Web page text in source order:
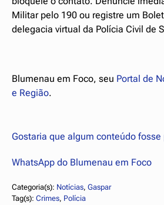
Militar pelo 190 ou registre um
delegacia virtual da Polícia Civil de
Blumenau em Foco, seu Portal de
e Região.
Gostaria que algum conteúdo
WhatsApp do Blumenau em Foco
Categoria(s): Notícias, Gaspar
Tag(s): Crimes, Polícia